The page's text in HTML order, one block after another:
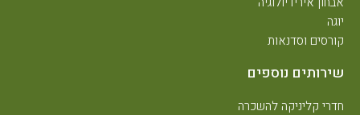
יוגה
קורסים וסדנאות
שירותים נוספים
חדרי קליניקה להשכרה